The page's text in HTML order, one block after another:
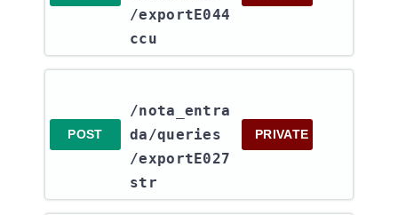
/exportE044
ccu
POST
/nota_entra
da​/queries​
/exportE027
str
PRIVATE